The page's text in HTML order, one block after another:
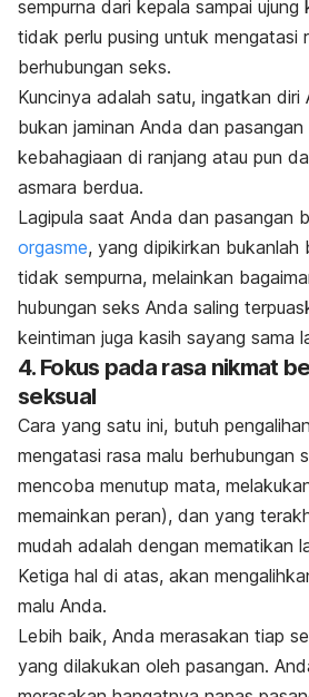
sempurna dari kepala sampai ujung
tidak perlu pusing untuk mengatasi
berhubungan seks.
Kuncinya adalah satu, ingatkan diri
bukan jaminan Anda dan
kebahagiaan di ranjang atau pun
asmara berdua.
Lagipula saat Anda dan pasangan
orgasme, yang dipikirkan bukanlah
tidak sempurna, melainkan
hubungan seks Anda saling
keintiman juga kasih sayang sama
4. Fokus pada rasa nikmat
seksual
Cara yang satu ini, butuh
mengatasi rasa malu berhubungan
mencoba menutup mata,
memainkan peran), dan yang
mudah adalah dengan mematikan
Ketiga hal di atas, akan
malu Anda.
Lebih baik, Anda merasakan tiap
yang dilakukan oleh pasangan.